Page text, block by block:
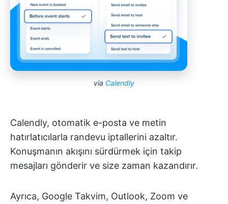
via Calendly
Calendly, otomatik e-posta ve metin
hatırlatıcılarla randevu iptallerini azaltır.
Konuşmanın akışını sürdürmek için takip
mesajları gönderir ve size zaman kazandırır.
Ayrıca, Google Takvim, Outlook, Zoom ve